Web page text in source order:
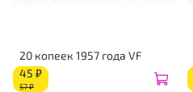
20 копеек 1957 года VF
45 ₽
57 ₽